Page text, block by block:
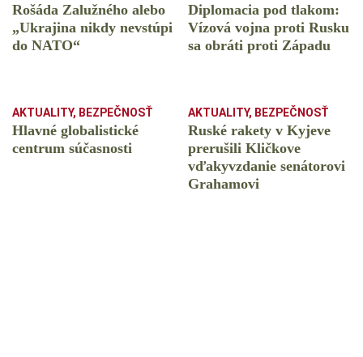
Rošáda Zalužného alebo
„Ukrajina nikdy nevstúpi
do NATO“
Diplomacia pod tlakom:
Vízová vojna proti Rusku
sa obráti proti Západu
AKTUALITY, BEZPEČNOSŤ
Hlavné globalistické
centrum súčasnosti
AKTUALITY, BEZPEČNOSŤ
Ruské rakety v Kyjeve
prerušili Kličkove
vďakyvzdanie senátorovi
Grahamovi